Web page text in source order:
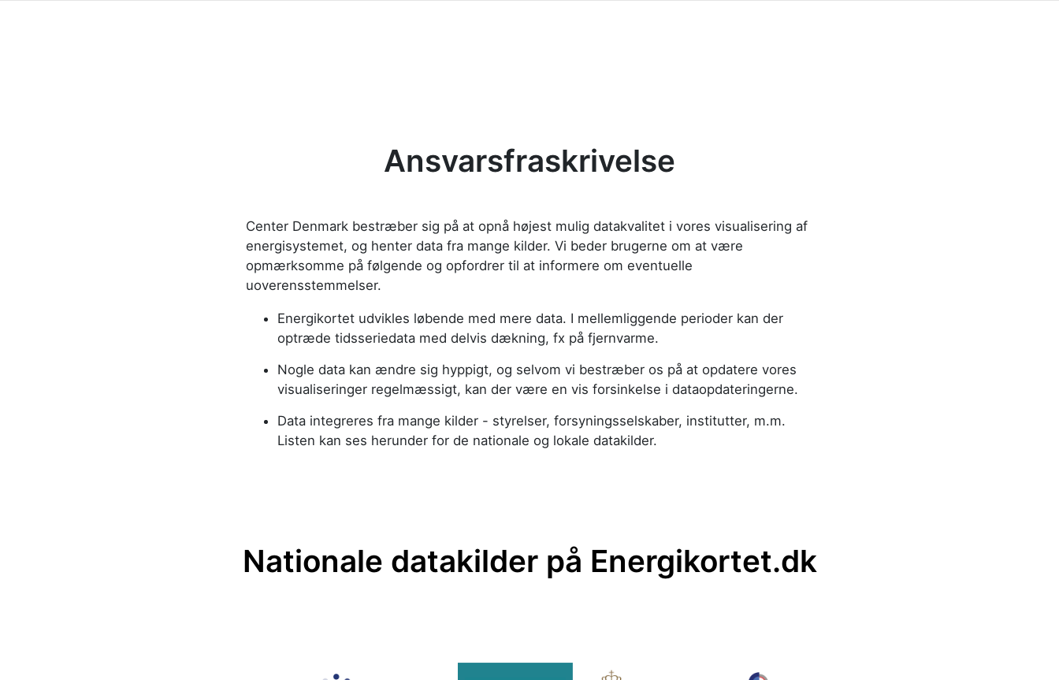
Ansvarsfraskrivelse
Center Denmark bestræber sig på at opnå højest mulig datakvalitet i vores visualisering af
energisystemet, og henter data fra mange kilder. Vi beder brugerne om at være
opmærksomme på følgende og opfordrer til at informere om eventuelle
uoverensstemmelser.
Energikortet udvikles løbende med mere data. I mellemliggende perioder kan der
optræde tidsseriedata med delvis dækning, fx på fjernvarme.
Nogle data kan ændre sig hyppigt, og selvom vi bestræber os på at opdatere vores
visualiseringer regelmæssigt, kan der være en vis forsinkelse i dataopdateringerne.
Data integreres fra mange kilder - styrelser, forsyningsselskaber, institutter, m.m.
Listen kan ses herunder for de nationale og lokale datakilder.
Nationale datakilder på Energikortet.dk